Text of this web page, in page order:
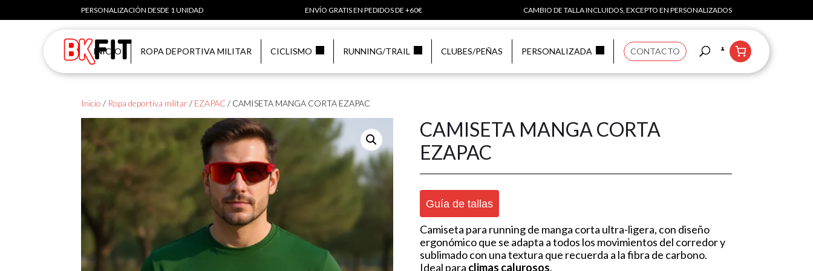
PERSONALIZACIÓN DESDE 1 UNIDAD ENVÍO GRATIS EN PEDIDOS DE +60€ CAMBIO DE TALLA INCLUIDOS, EXCEPTO EN PERSONALIZADOS
INICIO ROPA DEPORTIVA MILITAR CICLISMO RUNNING/TRAIL CLUBES/PEÑAS PERSONALIZADA CONTACTO
Inicio / Ropa deportiva militar/ EZAPAC / CAMISETA MANGA CORTA EZAPAC
CAMISETA MANGA CORTA
EZAPAC
Camiseta para running de manga corta ultra-ligera, con diseño
ergonómico que se adapta a todos los movimientos del corredor y
sublimado con una textura que recuerda a la fibra de carbono.
Ideal para climas calurosos.
Guía de tallas